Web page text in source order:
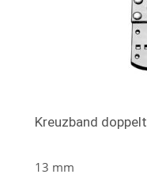
Kreuzband doppelt
13 mm